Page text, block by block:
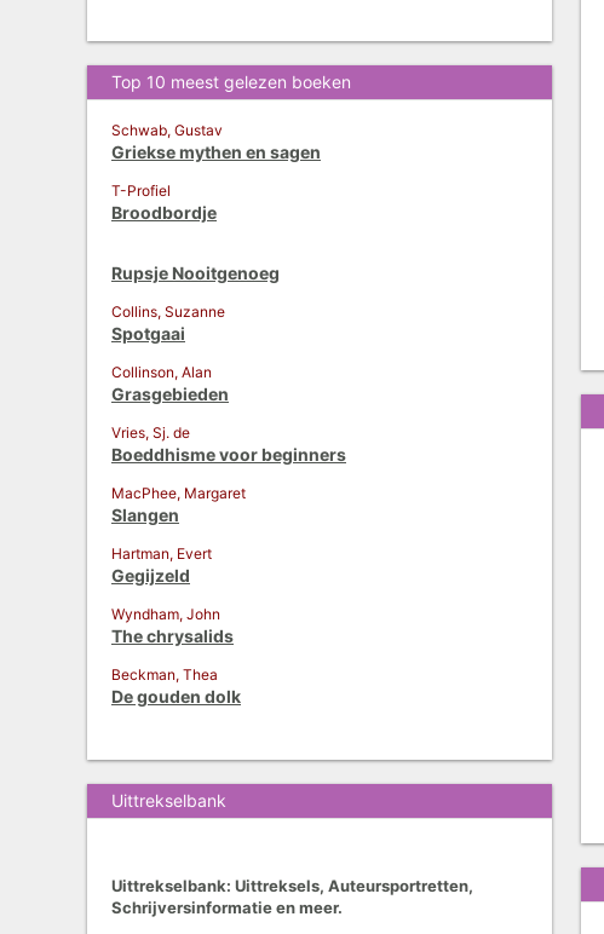
Top 10 meest gelezen boeken
Schwab, Gustav
Griekse mythen en sagen
T-Profiel
Broodbordje
Rupsje Nooitgenoeg
Collins, Suzanne
Spotgaai
Collinson, Alan
Grasgebieden
Vries, Sj. de
Boeddhisme voor beginners
MacPhee, Margaret
Slangen
Hartman, Evert
Gegijzeld
Wyndham, John
The chrysalids
Beckman, Thea
De gouden dolk
Uittrekselbank
Uittrekselbank: Uittreksels, Auteursportretten,
Schrijversinformatie en meer.